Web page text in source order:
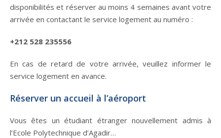
disponibilités et réserver au moins 4 semaines avant votre
arrivée en contactant le service logement au numéro :
+212 528 235556
En cas de retard de votre arrivée, veuillez informer le
service logement en avance.
Réserver un accueil à l’aéroport
Vous êtes un étudiant étranger nouvellement admis à
l’Ecole Polytechnique d’Agadir…